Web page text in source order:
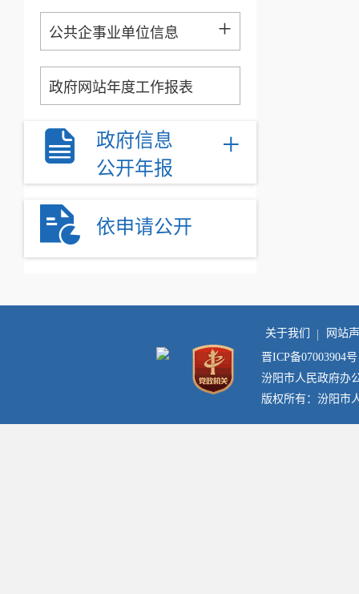
公共企事业单位信息 +
政府网站年度工作报表
政府信息
公开年报
+
依申请公开
关于我们
网站
晋ICP备07003904号
汾阳市人民政府办
版权所有：汾阳市